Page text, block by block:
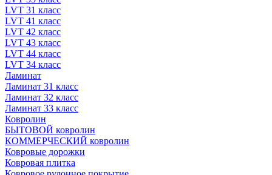
LVT 31 класс
LVT 41 класс
LVT 42 класс
LVT 43 класс
LVT 44 класс
LVT 34 класс
Ламинат
Ламинат 31 класс
Ламинат 32 класс
Ламинат 33 класс
Ковролин
БЫТОВОЙ ковролин
КОММЕРЧЕСКИЙ ковролин
Ковровые дорожки
Ковровая плитка